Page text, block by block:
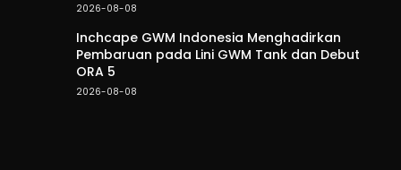
2026-08-08
Inchcape GWM Indonesia Menghadirkan
Pembaruan pada Lini GWM Tank dan Debut
ORA 5
2026-08-08